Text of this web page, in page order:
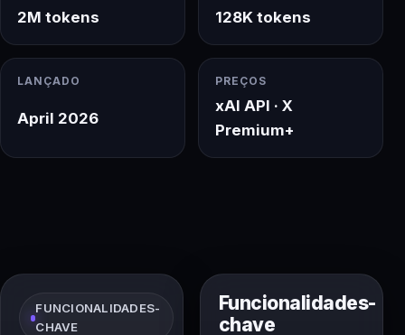
2M tokens 128K tokens
LANÇADO
April 2026
PREÇOS
xAI API · X
Premium+
FUNCIONALIDADES-
CHAVE
Funcionalidades-
chave